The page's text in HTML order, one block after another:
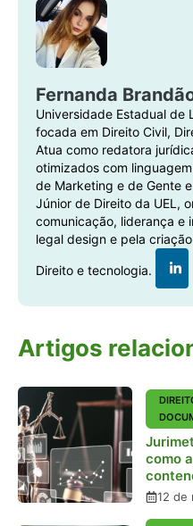
Fernanda
Universidade Estadual de
focada em Direito Civil,
Atua como redatora
otimizados com
de Marketing e de Gente
Júnior de Direito da UEL,
comunicação, liderança e
legal design e pela
Direito e tecnologia.
Artigos
como
12 de